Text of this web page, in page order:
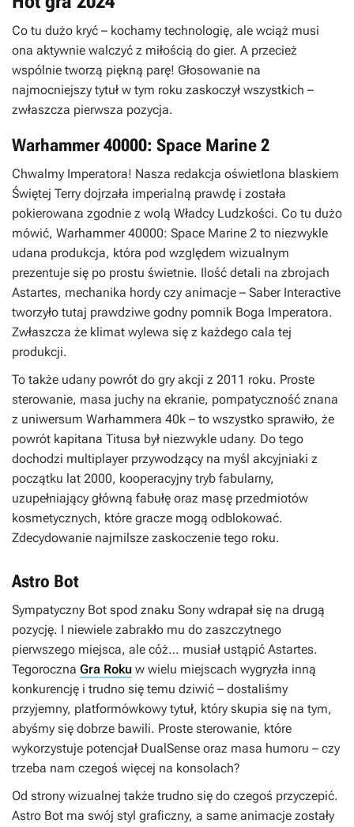
Co tu dużo kryć – kochamy technologię, ale wciąż musi
ona aktywnie walczyć z miłością do gier. A przecież
wspólnie tworzą piękną parę! Głosowanie na
najmocniejszy tytuł w tym roku zaskoczył wszystkich –
zwłaszcza pierwsza pozycja.
Warhammer 40000: Space Marine 2
Chwalmy Imperatora! Nasza redakcja oświetlona blaskiem
Świętej Terry dojrzała imperialną prawdę i została
pokierowana zgodnie z wolą Władcy Ludzkości. Co tu dużo
mówić, Warhammer 40000: Space Marine 2 to niezwykle
udana produkcja, która pod względem wizualnym
prezentuje się po prostu świetnie. Ilość detali na zbrojach
Astartes, mechanika hordy czy animacje – Saber Interactive
tworzyło tutaj prawdziwe godny pomnik Boga Imperatora.
Zwłaszcza że klimat wylewa się z każdego cala tej
produkcji.
To także udany powrót do gry akcji z 2011 roku. Proste
sterowanie, masa juchy na ekranie, pompatyczność znana
z uniwersum Warhammera 40k – to wszystko sprawiło, że
powrót kapitana Titusa był niezwykle udany. Do tego
dochodzi multiplayer przywodzący na myśl akcyjniaki z
początku lat 2000, kooperacyjny tryb fabularny,
uzupełniający główną fabułę oraz masę przedmiotów
kosmetycznych, które gracze mogą odblokować.
Zdecydowanie najmilsze zaskoczenie tego roku.
Astro Bot
Sympatyczny Bot spod znaku Sony wdrapał się na drugą
pozycję. I niewiele zabrakło mu do zaszczytnego
pierwszego miejsca, ale cóż… musiał ustąpić Astartes.
Tegoroczna Gra Roku w wielu miejscach wygryzła inną
konkurencję i trudno się temu dziwić – dostaliśmy
przyjemny, platformówkowy tytuł, który skupia się na tym,
abyśmy się dobrze bawili. Proste sterowanie, które
wykorzystuje potencjał DualSense oraz masa humoru – czy
trzeba nam czegoś więcej na konsolach?
Od strony wizualnej także trudno się do czegoś przyczepić.
Astro Bot ma swój styl graficzny, a same animacje zostały